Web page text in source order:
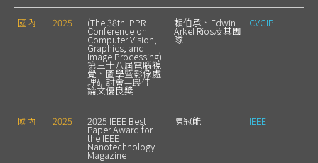
國內 2025 (The 38th IPPR
Conference on
Computer Vision,
Graphics, and
Image Processing)
第三十八屆電腦視
覺、圖學暨影像處
理研討會—最佳
論文優良獎
賴伯承、Edwin
Arkel Rios及其團
隊
CVGIP
國內 2025 2025 IEEE Best
Paper Award for
the IEEE
Nanotechnology
Magazine
陳冠能 IEEE